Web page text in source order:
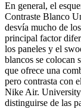
En general, el
Contraste Blanco
desvía mucho de
principal factor
los paneles y el
blancos se colocan
que ofrece una
pero contrasta con
Nike Air. University
distinguirse de las